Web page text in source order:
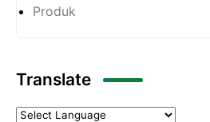
Produk
Translate